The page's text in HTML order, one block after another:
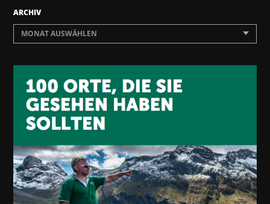
ARCHIV
MONAT AUSWÄHLEN